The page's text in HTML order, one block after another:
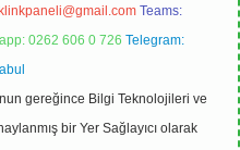
Teams:
0262 606 0 726 Telegram:
gereğince Bilgi Teknolojileri ve
bir Yer Sağlayıcı olarak